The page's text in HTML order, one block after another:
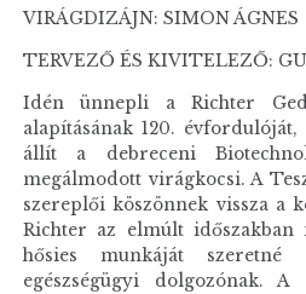
VIRÁGDIZÁJN: SIMON ÁGNES
TERVEZŐ ÉS KIVITELEZŐ:
Idén ünnepli a Richter
alapításának 120.
állít a debreceni
megálmodott virágkocsi. A
szereplői köszönnek vissza a
Richter az elmúlt időszakban
hősies munkáját szeretné
egészségügyi